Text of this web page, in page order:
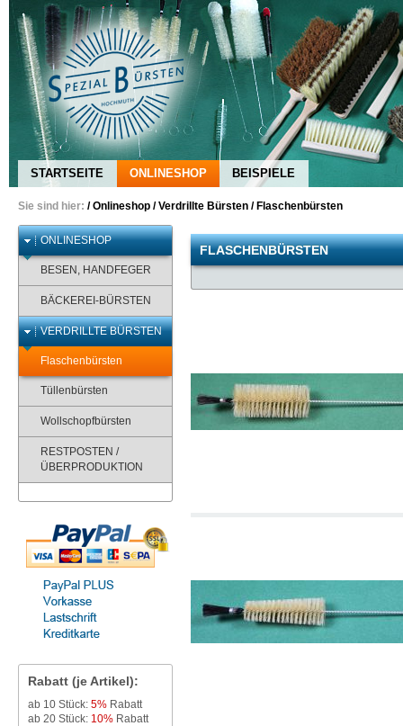
STARTSEITE ONLINESHOP BEISPIELE
Sie sind hier: /Onlineshop /Verdrillte Bürsten / Flaschenbürsten
ONLINESHOP
BESEN, HANDFEGER
BÄCKEREI-BÜRSTEN
VERDRILLTE BÜRSTEN
Flaschenbürsten
Tüllenbürsten
Wollschopfbürsten
RESTPOSTEN /
ÜBERPRODUKTION
Rabatt (je Artikel):
ab 10 Stück: 5% Rabatt
ab 20 Stück: 10% Rabatt
FLASCHENBÜRSTEN